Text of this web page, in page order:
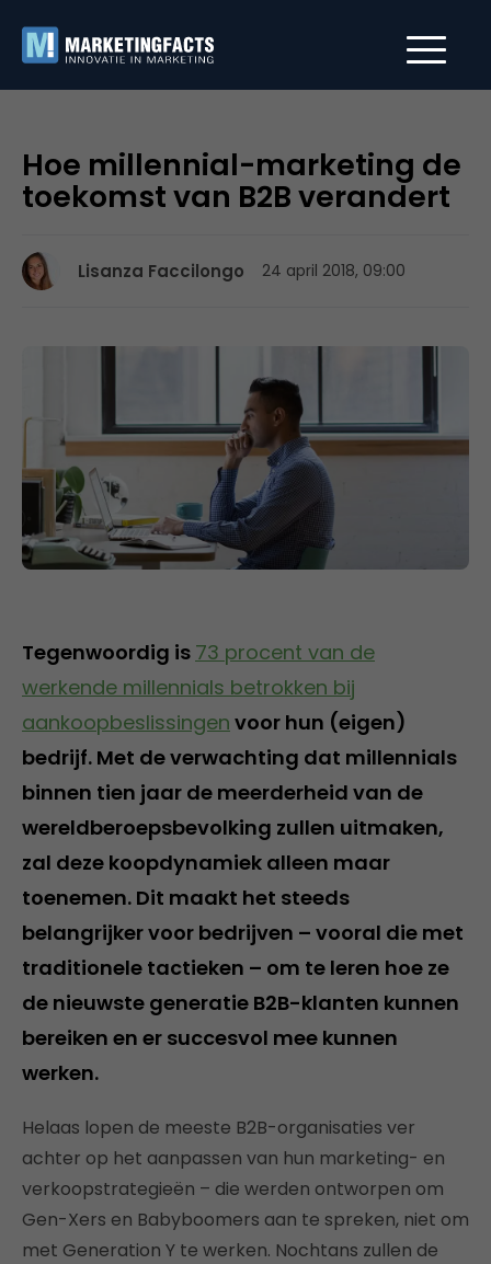
Hoe millennial-marketing de
toekomst van B2B verandert
Lisanza Faccilongo 24 april 2018, 09:00
Tegenwoordig is 73 procent van de
werkende millennials betrokken bij
aankoopbeslissingen voor hun (eigen)
bedrijf. Met de verwachting dat millennials
binnen tien jaar de meerderheid van de
wereldberoepsbevolking zullen uitmaken,
zal deze koopdynamiek alleen maar
toenemen. Dit maakt het steeds
belangrijker voor bedrijven – vooral die met
traditionele tactieken – om te leren hoe ze
de nieuwste generatie B2B-klanten kunnen
bereiken en er succesvol mee kunnen
werken.
Helaas lopen de meeste B2B-organisaties ver
achter op het aanpassen van hun marketing- en
verkoopstrategieën – die werden ontworpen om
Gen-Xers en Babyboomers aan te spreken, niet om
met Generation Y te werken. Nochtans zullen de